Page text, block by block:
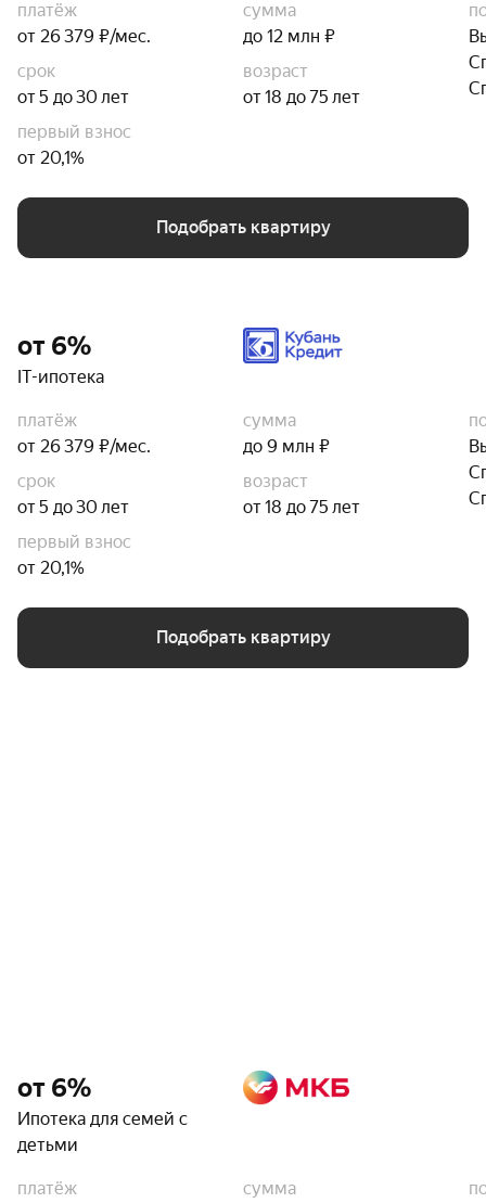
платёж
от 26 379 ₽/мес.
сумма
до 12 млн ₽
срок
от 5 до 30 лет
возраст
от 18 до 75 лет
первый взнос
от 20,1%
Подобрать квартиру
от 6%
IT-ипотека
платёж
от 26 379 ₽/мес.
сумма
до 9 млн ₽
срок
от 5 до 30 лет
возраст
от 18 до 75 лет
первый взнос
от 20,1%
Подобрать квартиру
от 6%
Ипотека для семей с
детьми
платёж
сумма